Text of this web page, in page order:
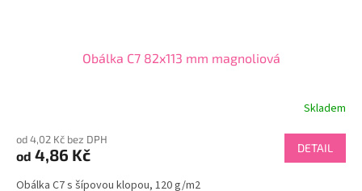
Obálka C7 82x113 mm magnoliová
Skladem
od 4,02 Kč bez DPH
od 4,86 Kč DETAIL
Obálka C7 s šípovou klopou, 120 g/m2